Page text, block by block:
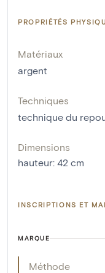
PROPRIÉTÉS
Matériaux
argent
Techniques
technique du
Dimensions
hauteur: 42 cm
INSCRIPTIONS ET
MARQUE
Méthode